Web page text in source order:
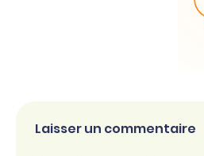
Laisser un commentaire